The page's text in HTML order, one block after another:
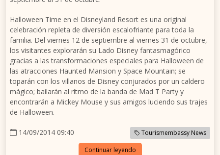
Halloween Time en el Disneyland Resort es una original
celebración repleta de diversión escalofriante para toda la
familia. Del viernes 12 de septiembre al viernes 31 de octubre,
los visitantes explorarán su Lado Disney fantasmagórico
gracias a las transformaciones especiales para Halloween de
las atracciones Haunted Mansion y Space Mountain; se
toparán con los villanos de Disney conjurados por un caldero
mágico; bailarán al ritmo de la banda de Mad T Party y
encontrarán a Mickey Mouse y sus amigos luciendo sus trajes
de Halloween.
14/09/2014 09:40 Tourismembassy News
Continuar leyendo